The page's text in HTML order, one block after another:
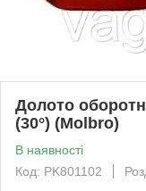
Долото
(30°) (Molbro)
В наявності
Код: PK801102